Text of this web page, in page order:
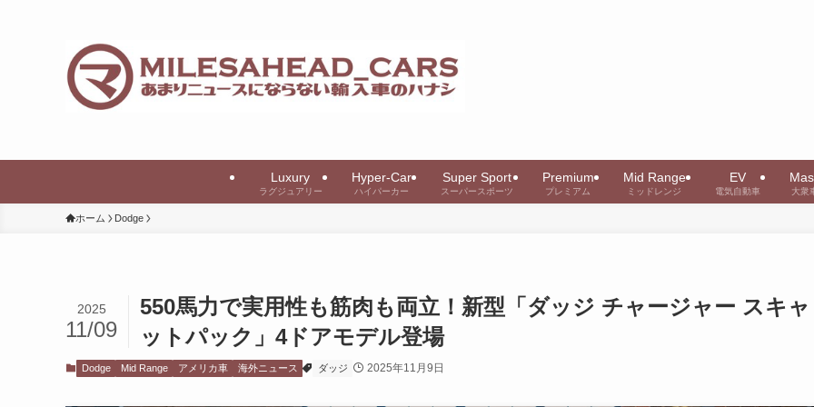
Luxury
ラグジュアリー
Hyper-Car
ハイパーカー
Super Sport
スーパースポーツ
Premium
プレミアム
Mid Range
ミッドレンジ
EV
電気自動車 大衆
ホーム Dodge
550馬力で実用性も筋肉も両立！新型「ダッジ チャージャー スキャ
ットパック」4ドアモデル登場
2025
11/09
Dodge Mid Range アメリカ車 海外ニュース ダッジ 2025年11月9日